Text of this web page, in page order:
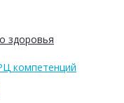
здоровья
компетенций